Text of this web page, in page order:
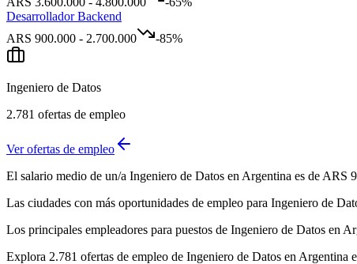
Desarrollador Backend
ARS 900.000 - 2.700.000 -85%
Ingeniero de Datos
2.781 ofertas de empleo
Ver ofertas de empleo
El salario medio de un/a Ingeniero de Datos en Argentina es de ARS
Las ciudades con más oportunidades de empleo para Ingeniero de
Los principales empleadores para puestos de Ingeniero de Datos
Explora 2.781 ofertas de empleo de Ingeniero de Datos en Argentina